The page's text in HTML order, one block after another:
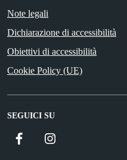
Note legali
Dichiarazione di accessibilità
Obiettivi di accessibilità
Cookie Policy (UE)
SEGUICI SU
Facebook